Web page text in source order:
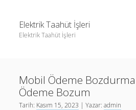
Elektrik Taahüt İşleri
Elektrik Taahüt İşleri
Liste
Sayfa Listesi
Instagram Gizli Story İzleme
Mobil Ödeme
Ödeme Bozum
Tarih: Kasım 15, 2023 | Yazar:admin